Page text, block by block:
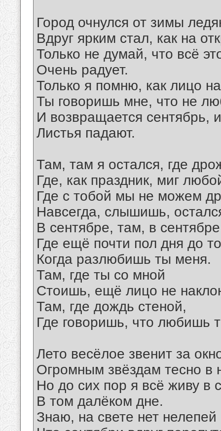
Город очнулся от зимы
Вдруг ярким стал, как на
Только не думай, что всё
Очень радует.
Только я помню, как лицо
Ты говоришь мне, что не
И возвращается сентябрь,
Листья падают.
Там, там я остался, где
Где, как праздник, миг
Где с тобой мы не можем
Навсегда, слышишь,
В сентябре, там, в
Где ещё почти пол дня до
Когда разлюбишь ты меня.
Там, где ты со мной
Стоишь, ещё лицо не
Там, где дождь стеной,
Где говоришь, что любишь
Лето весёлое звенит за
Огромным звёздам тесно в
Но до сих пор я всё живу в
В том далёком дне.
Знаю, на свете нет